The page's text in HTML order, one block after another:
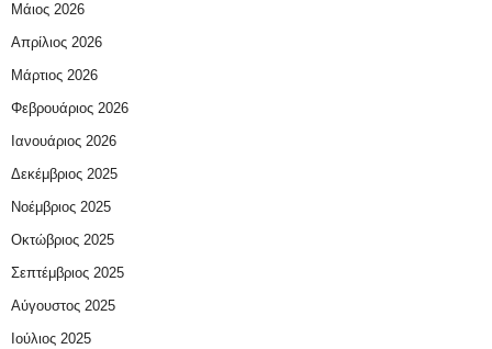
Μάιος 2026
Απρίλιος 2026
Μάρτιος 2026
Φεβρουάριος 2026
Ιανουάριος 2026
Δεκέμβριος 2025
Νοέμβριος 2025
Οκτώβριος 2025
Σεπτέμβριος 2025
Αύγουστος 2025
Ιούλιος 2025